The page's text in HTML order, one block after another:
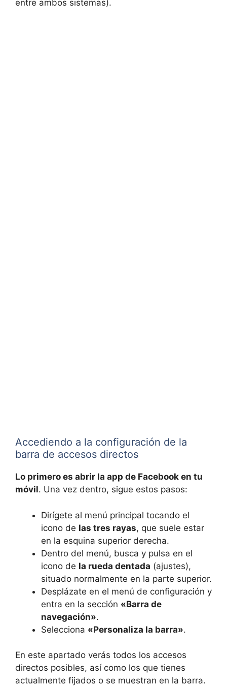
entre ambos sistemas).
Accediendo a la configuración de la
barra de accesos directos
Lo primero es abrir la app de Facebook en tu
móvil. Una vez dentro, sigue estos pasos:
Dirígete al menú principal tocando el
icono de las tres rayas, que suele estar
en la esquina superior derecha.
Dentro del menú, busca y pulsa en el
icono de la rueda dentada (ajustes),
situado normalmente en la parte superior.
Desplázate en el menú de configuración y
entra en la sección «Barra de
navegación».
Selecciona «Personaliza la barra».
En este apartado verás todos los accesos
directos posibles, así como los que tienes
actualmente fijados o se muestran en la barra.